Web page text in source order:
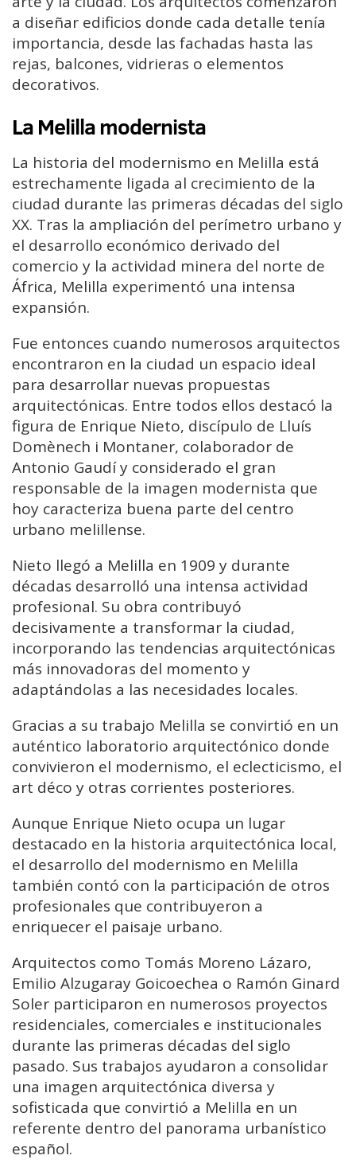
a diseñar edificios donde cada detalle tenía
importancia, desde las fachadas hasta las
rejas, balcones, vidrieras o elementos
decorativos.
La Melilla modernista
La historia del modernismo en Melilla está
estrechamente ligada al crecimiento de la
ciudad durante las primeras décadas del siglo
XX. Tras la ampliación del perímetro urbano y
el desarrollo económico derivado del
comercio y la actividad minera del norte de
África, Melilla experimentó una intensa
expansión.
Fue entonces cuando numerosos arquitectos
encontraron en la ciudad un espacio ideal
para desarrollar nuevas propuestas
arquitectónicas. Entre todos ellos destacó la
figura de Enrique Nieto, discípulo de Lluís
Domènech i Montaner, colaborador de
Antonio Gaudíy considerado el gran
responsable de la imagen modernista que
hoy caracteriza buena parte del centro
urbano melillense.
Nieto llegó a Melilla en 1909 y durante
décadas desarrolló una intensa actividad
profesional. Su obra contribuyó
decisivamente a transformar la ciudad,
incorporando las tendencias arquitectónicas
más innovadoras del momento y
adaptándolas a las necesidades locales.
Gracias a su trabajo Melilla se convirtió en un
auténtico laboratorio arquitectónico donde
convivieron el modernismo, el eclecticismo, el
art déco y otras corrientes posteriores.
Aunque Enrique Nieto ocupa un lugar
destacado en la historia arquitectónica local,
el desarrollo del modernismo en Melilla
también contó con la participación de otros
profesionales que contribuyeron a
enriquecer el paisaje urbano.
Arquitectos como Tomás Moreno Lázaro,
Emilio Alzugaray Goicoechea o Ramón Ginard
Soler participaron en numerosos proyectos
residenciales, comerciales e institucionales
durante las primeras décadas del siglo
pasado. Sus trabajos ayudaron a consolidar
una imagen arquitectónica diversa y
sofisticada que convirtió a Melilla en un
referente dentro del panorama urbanístico
español.